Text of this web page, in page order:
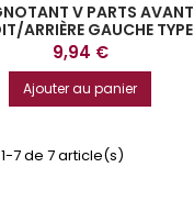
V PARTS AVANT
ARRIÈRE GAUCHE TYPE
ORIGINE KAWASAKI
Prix
9,94 €
Ajouter au panier
7 de 7 article(s)